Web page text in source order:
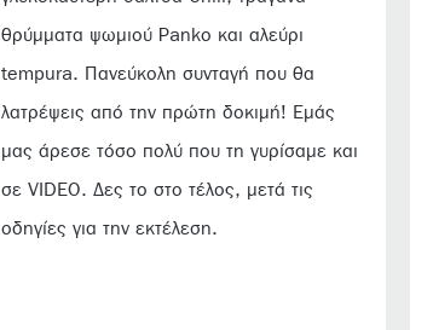
θρύμματα ψωμιού Panko και αλεύρι
tempura. Πανεύκολη συνταγή που θα
λατρέψεις από την πρώτη δοκιμή! Εμάς
μας άρεσε τόσο πολύ που τη γυρίσαμε και
σε VIDEO. Δες το στο τέλος, μετά τις
οδηγίες για την εκτέλεση.